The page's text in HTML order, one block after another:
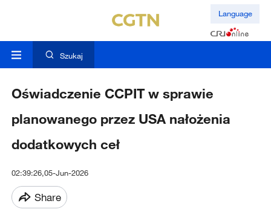
Language
Szukaj
Oświadczenie CCPIT w sprawie
planowanego przez USA nałożenia
dodatkowych ceł
02:39:26,05-Jun-2026
Share